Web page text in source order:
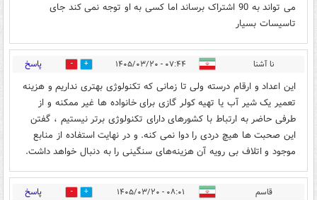
می تواند به 90 اشتراک برساند اما کسی به او توجه نمی کند جای
تاسیسات بسیار
نا آشنا ۰۷:۴۴ - ۱۴۰۵/۰۳/۲۰ 2 پاسخ
این اعداد و ارقام درسته ولی تا زمانی که تکنولوژی بهتری نداریم و هزینه
تعمیر یک شیر آب یا تهیه کولر گازی برای خانواده ها غیر ممکنه و از
طرفی حاضر به ارتباط با کشورهای دارای تکنولوژی برتر نیستیم ، گفتن
این صحبت ها هیچ دردی را دوا نمی کنه. و در نهایت استفاده از منابع
موجود و اتلاف بی رویه آن هزینه‌های سنگینی را به دنبال خواهد داشت.
قاسم ۰۸:۰۱ - ۱۴۰۵/۰۳/۲۰ 6 پاسخ